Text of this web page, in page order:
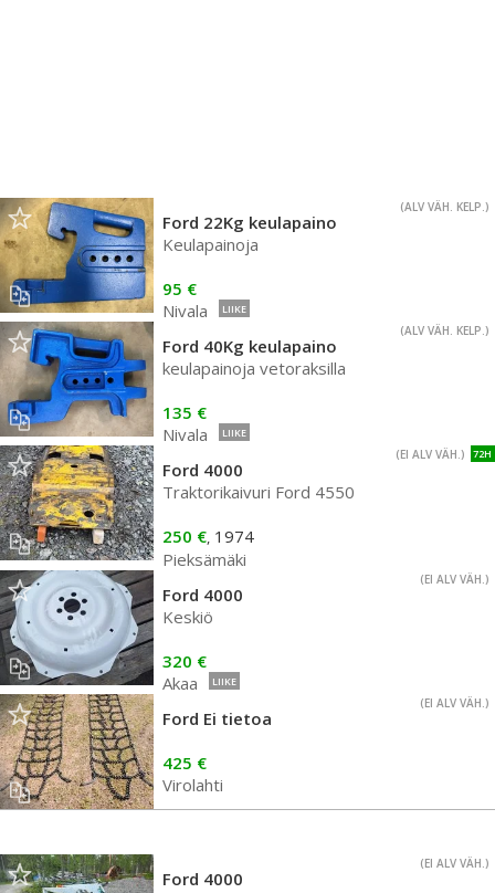
(ALV VÄH. KELP.)
Ford 22Kg keulapaino
Keulapainoja
95 €
Nivala
LIIKE
(ALV VÄH. KELP.)
Ford 40Kg keulapaino
keulapainoja vetoraksilla
135 €
Nivala
LIIKE
72H
(EI ALV VÄH.)
Ford 4000
Traktorikaivuri Ford 4550
250 €, 1974
Pieksämäki
(EI ALV VÄH.)
Ford 4000
Keskiö
320 €
Akaa
LIIKE
(EI ALV VÄH.)
Ford Ei tietoa
425 €
Virolahti
(EI ALV VÄH.)
Ford 4000